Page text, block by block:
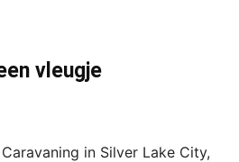
vleugje
in Silver Lake City,